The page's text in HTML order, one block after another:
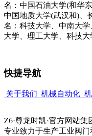
名：中国石油大学(和华
中国地质大学(武汉和)、
名：科技大学、中南大
大学、理工大学、科技大
快捷导航
关于我们 机械自动化
Z6·尊龙时凯·官方网站
专业致力于生产工业阀门